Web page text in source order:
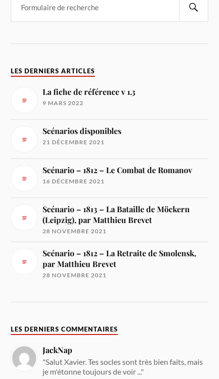
LES DERNIERS ARTICLES
La fiche de référence v 1.3
9 MARS 2022
Scénarios disponibles
21 DÉCEMBRE 2021
Scénario – 1812 – Le Combat de Romanov
16 DÉCEMBRE 2021
Scénario – 1813 – La Bataille de Möckern
(Leipzig), par Matthieu Brevet
28 NOVEMBRE 2021
Scénario – 1812 – La Retraite de Smolensk,
par Matthieu Brevet
28 NOVEMBRE 2021
LES DERNIERS COMMENTAIRES
JackNap
"Salut Xavier. Tes socles sont très bien faits, mais
je m'étonne toujours de voir ..."